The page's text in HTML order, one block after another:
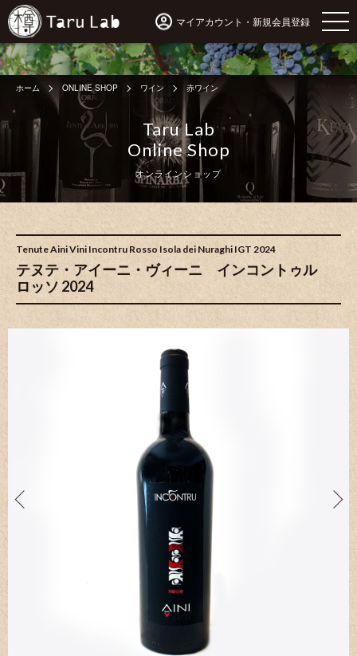
マイアカウント・新規会員登録
ホーム ONLINE SHOP ワイン 赤ワイン
Taru Lab
Online Shop
オンラインショップ
Tenute Aini Vini Incontru Rosso Isola dei Nuraghi IGT 2024
テヌテ・アイーニ・ヴィーニ インコントゥル
ロッソ 2024